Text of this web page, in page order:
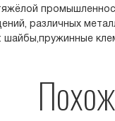
различных
шайбы,пружинные